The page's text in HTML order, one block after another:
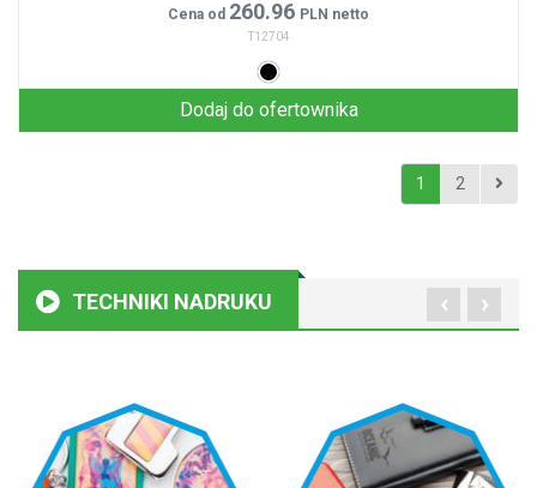
Cena od 260.96 PLN netto
T12704
Dodaj do ofertownika
1 2
TECHNIKI NADRUKU ‹ ›